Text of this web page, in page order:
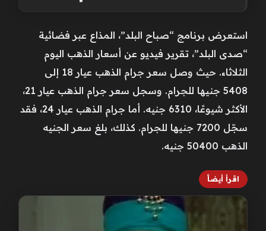
استعرض برنامج “صباح البلد”، المذاع عبر فضائية
“صدى البلد”، تقرير فيديو عن أسعار الذهب اليوم
الثلاثاء. حيث وصل سعر جرام الذهب عيار 18 إلى
5408 جنيها للجرام. وسجل سعر جرام الذهب عيار 21،
الأكثر شيوعًا، 6310 جنيه. أما جرام الذهب عيار 24، فقد
سجّل 7200 جنيها للجرام. كذلك، بلغ سعر الجنيه
الذهب 50400 جنيه.
اقرأ أيضاً